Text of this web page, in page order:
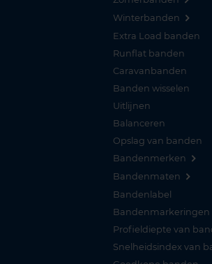
Winterbanden
Extra Load banden
Runflat banden
Caravanbanden
Banden wisselen
Uitlijnen
Balanceren
Opslag van banden
Bandenmerken
Bandenmaten
Bandenlabel
Bandenmarkeringen
Profieldiepte van
Snelheidsindex van